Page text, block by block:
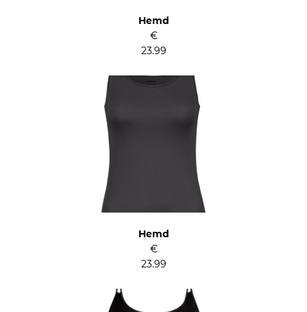
Hemd
€
23.99
Hemd
€
23.99